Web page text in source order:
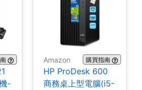
-
Amazon 購買指南
HP ProDesk 600
商務桌上型電腦(i5-